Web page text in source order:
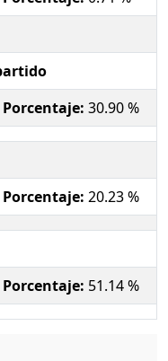
Porcentaje: 30.90 %
Porcentaje: 20.23 %
Porcentaje: 51.14 %